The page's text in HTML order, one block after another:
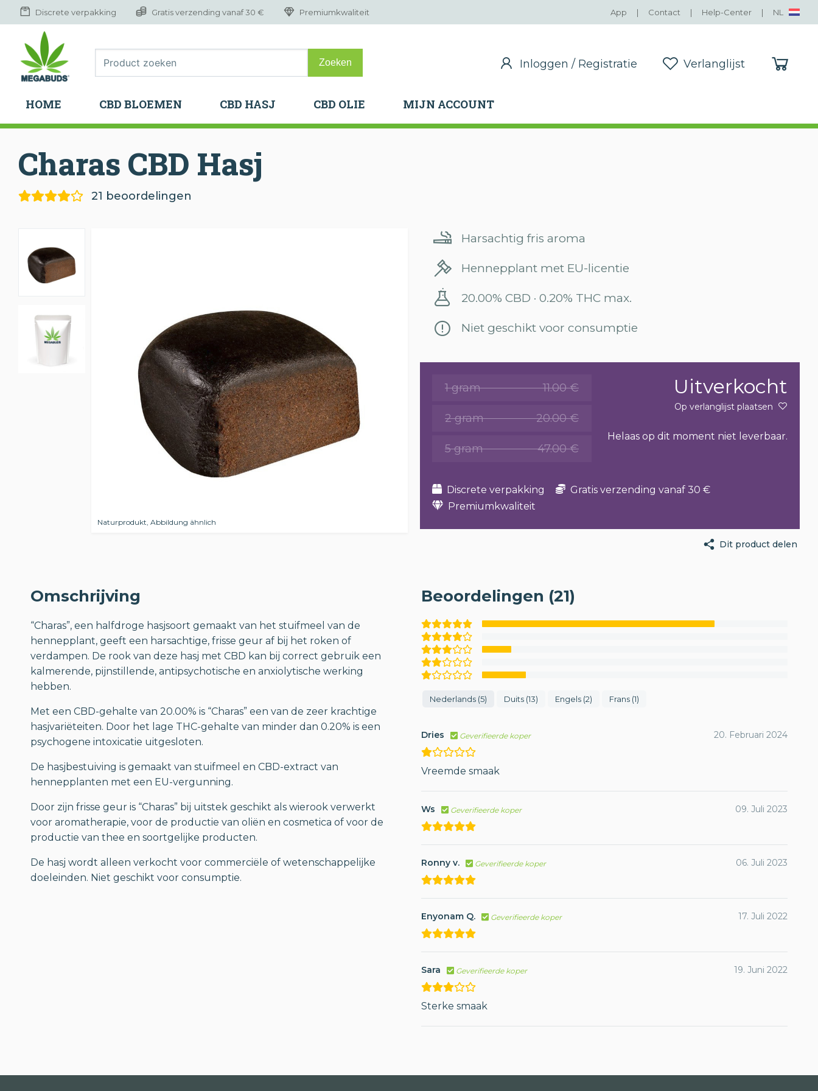
HOME CBD BLOEMEN CBD HASJ CBD OLIE
Discrete verpakking Gratis verzending vanaf 30 € Premiumkwaliteit App | Contact | Help-Center | NL
Inloggen / Registratie Verlanglijst
HOME CBD BLOEMEN CBD HASJ CBD OLIE MIJN ACCOUNT
Charas CBD Hasj
21 beoordelingen
Naturprodukt, Abbildung ähnlich
Harsachtig fris aroma
Hennepplant met EU-licentie
20.00% CBD · 0.20% THC max.
Niet geschikt voor consumptie
1 gram 11.00 €
2 gram 20.00 €
5 gram 47.00 €
Uitverkocht
Op verlanglijst plaatsen
Helaas op dit moment niet leverbaar.
Discrete verpakking
Gratis verzending vanaf 30 €
Premiumkwaliteit
Dit product delen
Omschrijving
“Charas”, een halfdroge hasjsoort gemaakt van het stuifmeel van de
hennepplant, geeft een harsachtige, frisse geur af bij het roken of
verdampen. De rook van deze hasj met CBD kan bij correct gebruik een
kalmerende, pijnstillende, antipsychotische en anxiolytische werking
hebben.
Met een CBD-gehalte van 20.00% is “Charas” een van de zeer krachtige
hasjvariëteiten. Door het lage THC-gehalte van minder dan 0.20% is een
psychogene intoxicatie uitgesloten.
De hasjbestuiving is gemaakt van stuifmeel en CBD-extract van
hennepplanten met een EU-vergunning.
Door zijn frisse geur is “Charas” bij uitstek geschikt als wierook verwerkt
voor aromatherapie, voor de productie van oliën en cosmetica of voor de
productie van thee en soortgelijke producten.
De hasj wordt alleen verkocht voor commerciële of wetenschappelijke
doeleinden. Niet geschikt voor consumptie.
Beoordelingen (21)
Nederlands (5) Duits (13) Engels (2) Frans (1)
Dries Geverifieerde koper 20. Februari 2024
Vreemde smaak
Ws Geverifieerde koper 09. Juli 2023
Ronny v. Geverifieerde koper 06. Juli 2023
Enyonam Q. Geverifieerde koper 17. Juli 2022
Sara Geverifieerde koper 19. Juni 2022
Sterke smaak